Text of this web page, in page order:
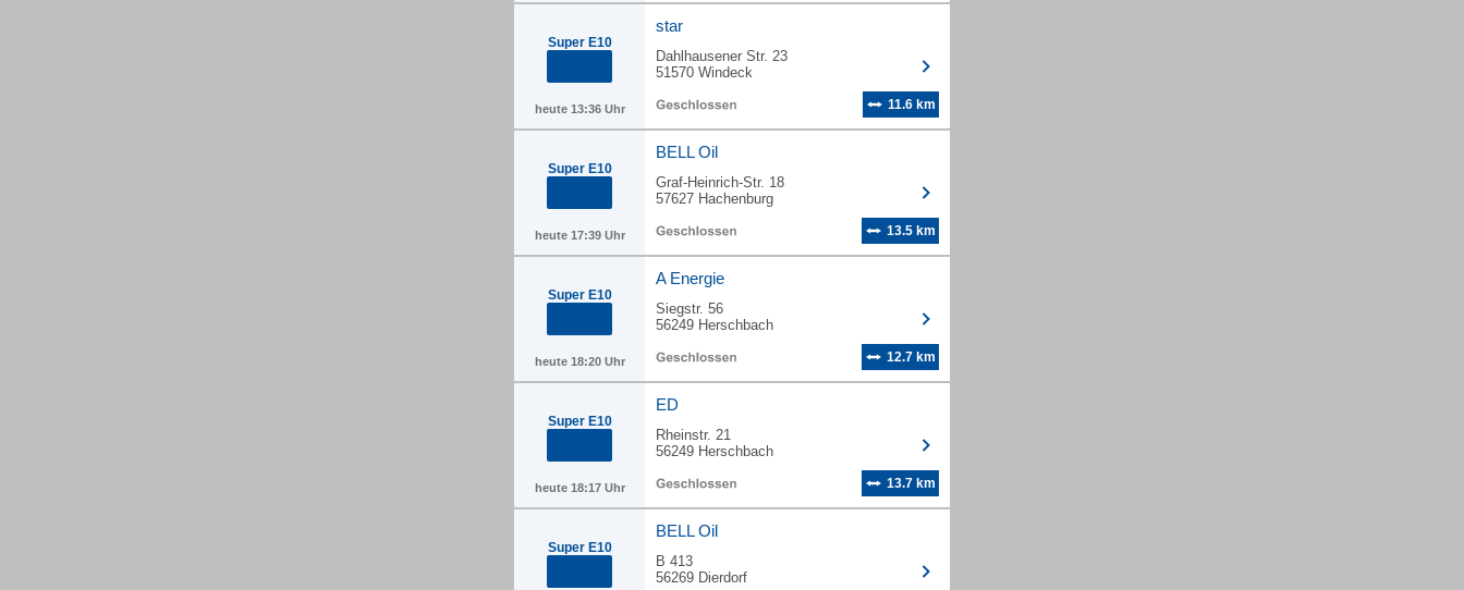
Super E10
heute 13:36 Uhr
star
Dahlhausener Str. 23
51570 Windeck
11.6 km
Super E10
heute 17:39 Uhr
BELL Oil
Graf-Heinrich-Str. 18
57627 Hachenburg
13.5 km
Super E10
heute 18:20 Uhr
A Energie
Siegstr. 56
56249 Herschbach
12.7 km
Super E10
heute 18:17 Uhr
ED
Rheinstr. 21
56249 Herschbach
13.7 km
Super E10
BELL Oil
B 413
56269 Dierdorf